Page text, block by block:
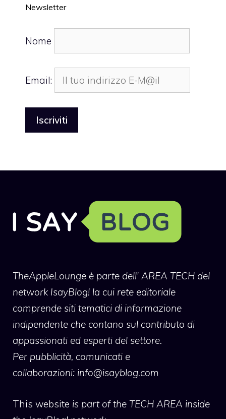
Newsletter
Nome
Email:
TheAppleLounge è parte dell' AREA TECH del
network IsayBlog! la cui rete editoriale
comprende siti tematici di informazione
indipendente che contano sul contributo di
appassionati ed esperti del settore.
Per pubblicità, comunicati e
collaborazioni: info@isayblog.com
This website is part of the TECH AREA inside